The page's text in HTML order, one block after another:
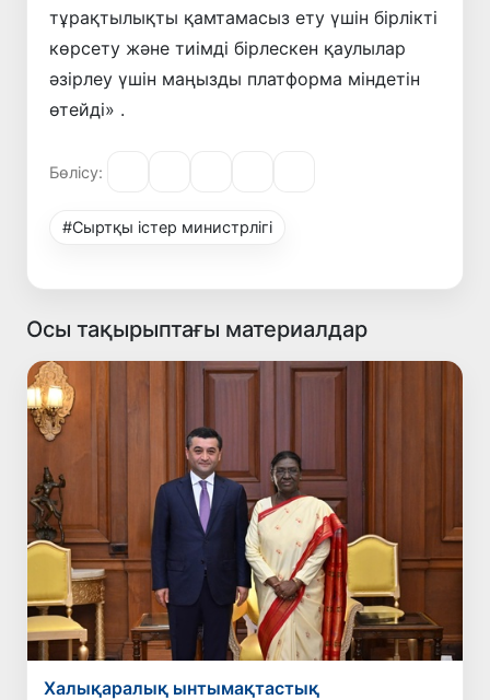
тұрақтылықты қамтамасыз ету үшін бірлікті
көрсету және тиімді бірлескен қаулылар
әзірлеу үшін маңызды платформа міндетін
өтейді» .
Бөлісу:
#Сыртқы істер министрлігі
Осы тақырыптағы материалдар
Халықаралық ынтымақтастық